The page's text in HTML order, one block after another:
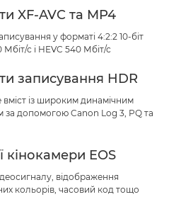
XF-AVC та MP4
у форматі 4:2:2 10-біт
Мбіт/с і HEVC 540 Мбіт/с
записування HDR
із широким динамічним
за допомогою Canon Log 3, PQ та
кінокамери EOS
відображення
кольорів, часовий код тощо